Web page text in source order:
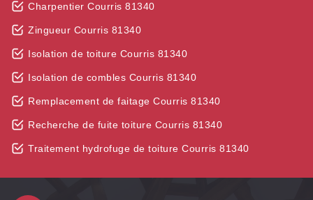
Charpentier Courris 81340
Zingueur Courris 81340
Isolation de toiture Courris 81340
Isolation de combles Courris 81340
Remplacement de faitage Courris 81340
Recherche de fuite toiture Courris 81340
Traitement hydrofuge de toiture Courris 81340